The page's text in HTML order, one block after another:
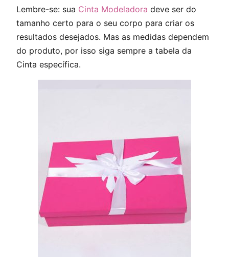
Lembre-se: sua Cinta Modeladora deve ser do
tamanho certo para o seu corpo para criar os
resultados desejados. Mas as medidas dependem
do produto, por isso siga sempre a tabela da
Cinta específica.